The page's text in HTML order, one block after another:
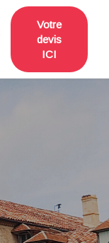
Votre
devis
ICI